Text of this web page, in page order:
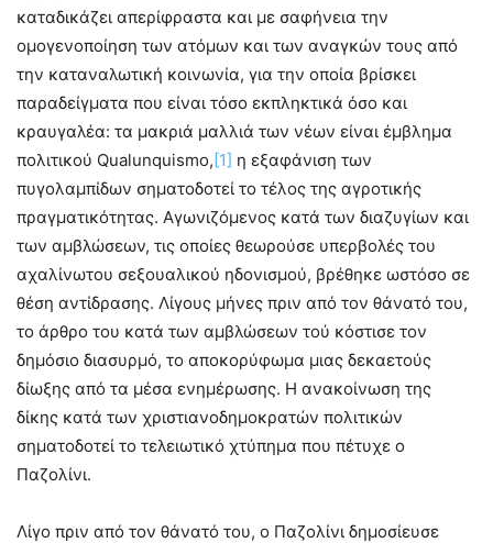
καταδικάζει απερίφραστα και με σαφήνεια την
ομογενοποίηση των ατόμων και των αναγκών τους από
την καταναλωτική κοινωνία, για την οποία βρίσκει
παραδείγματα που είναι τόσο εκπληκτικά όσο και
κραυγαλέα: τα μακριά μαλλιά των νέων είναι έμβλημα
πολιτικού Qualunquismo,[1] η εξαφάνιση των
πυγολαμπίδων σηματοδοτεί το τέλος της αγροτικής
πραγματικότητας. Αγωνιζόμενος κατά των διαζυγίων και
των αμβλώσεων, τις οποίες θεωρούσε υπερβολές του
αχαλίνωτου σεξουαλικού ηδονισμού, βρέθηκε ωστόσο σε
θέση αντίδρασης. Λίγους μήνες πριν από τον θάνατό του,
το άρθρο του κατά των αμβλώσεων τού κόστισε τον
δημόσιο διασυρμό, το αποκορύφωμα μιας δεκαετούς
δίωξης από τα μέσα ενημέρωσης. Η ανακοίνωση της
δίκης κατά των χριστιανοδημοκρατών πολιτικών
σηματοδοτεί το τελειωτικό χτύπημα που πέτυχε ο
Παζολίνι.
Λίγο πριν από τον θάνατό του, ο Παζολίνι δημοσίευσε